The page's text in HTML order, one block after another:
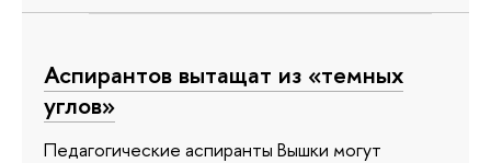
Аспирантов вытащат из «темных
углов»
Педагогические аспиранты Вышки могут